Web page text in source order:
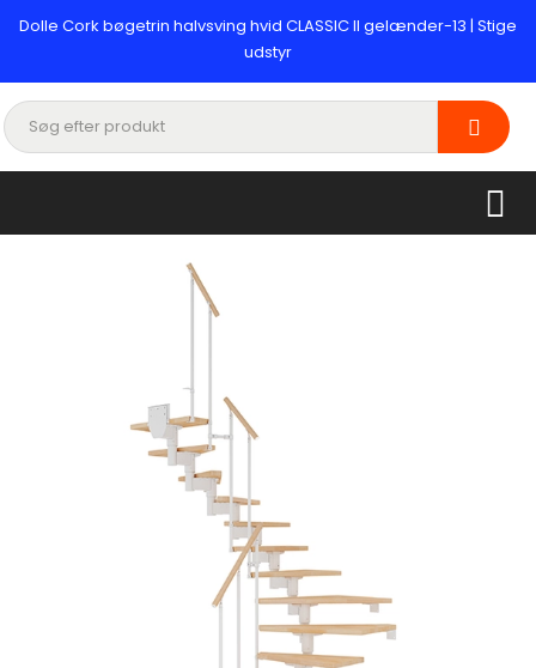
Dolle Cork bøgetrin halvsving hvid CLASSIC II gelænder-13 | Stige
udstyr